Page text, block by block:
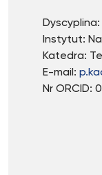
Instytut:
Katedra:
E-mail:
Nr ORCID: